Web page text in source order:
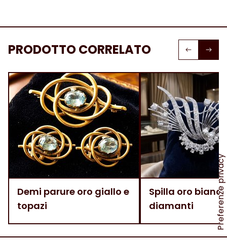
PRODOTTO CORRELATO
Demi parure oro giallo e
topazi
Spilla oro
diamanti